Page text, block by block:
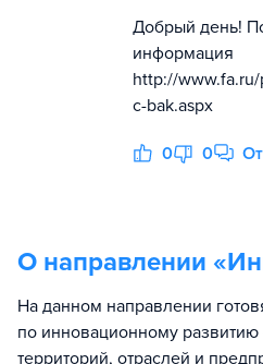
Добрый день!
информация
http://
c-bak.aspx
0 0
О направлении «
На данном направлении
по инновационному развитию
территорий, отраслей и